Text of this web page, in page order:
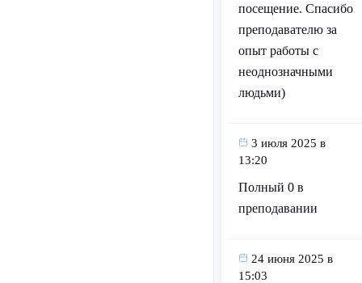
посещение. Спасибо
преподавателю за
опыт работы с
неоднозначными
людьми)
3 июля 2025 в
13:20
Полный 0 в
преподавании
24 июня 2025 в
15:03